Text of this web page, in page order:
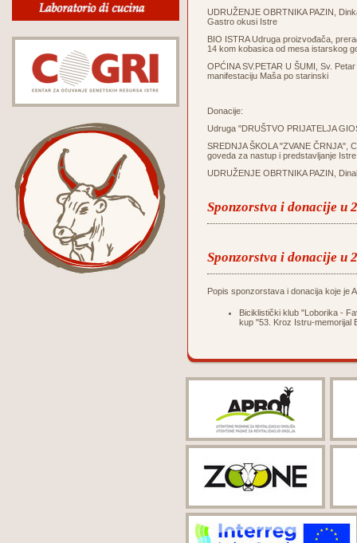
UDRUŽENJE OBRTNIKA PAZIN,
Gastro okusi Istre
BIO ISTRA Udruga proizvođača,
14 kom kobasica od mesa istarskog
OPĆINA SV.PETAR U ŠUMI, Sv.
manifestaciju Maša po starinski
Donacije:
Udruga "DRUŠTVO PRIJATELJA
SREDNJA ŠKOLA "ZVANE ČRNJA",
goveda za nastup i predstavljanje
UDRUŽENJE OBRTNIKA PAZIN,
Sponzorstva i donacije u
Sponzorstva i donacije u
Popis sponzorstava i donacija koje je
Biciklistički klub "Loborika -
kup "53. Kroz Istru-memorijal